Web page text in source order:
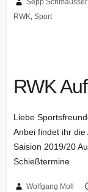
Sepp Schmausser
RWK, Sport
RWK
Liebe
Anbei findet ihr die
Saision 2019/20
Schießtermine
Wolfgang Moll